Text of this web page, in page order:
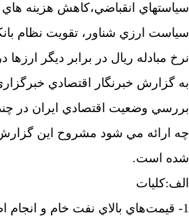
سياستهاي انقباضي،كاهش هزينه
سياست‌ ارزي شناور، تقويت نظام
نرخ مبادله ريال در برابر ديگر ارزها
به گزارش خبرنگار اقتصادي
بررسي وضعيت اقتصادي ايران در چند
چه ارائه مي شود مشروح اين
شده است.
الف:كليات
1- قيمت‌هاي بالاي نفت خام و